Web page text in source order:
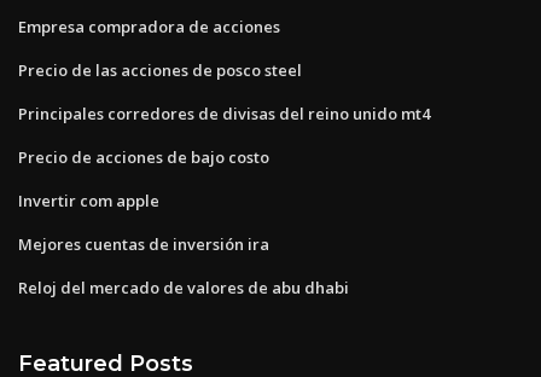
Empresa compradora de acciones
Precio de las acciones de posco steel
Principales corredores de divisas del reino unido mt4
Precio de acciones de bajo costo
Invertir com apple
Mejores cuentas de inversión ira
Reloj del mercado de valores de abu dhabi
Featured Posts